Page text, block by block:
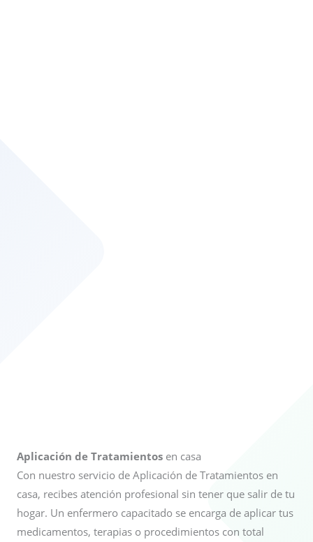
Aplicación de Tratamientos en casa
Con nuestro servicio de Aplicación de Tratamientos en
casa, recibes atención profesional sin tener que salir de tu
hogar. Un enfermero capacitado se encarga de aplicar tus
medicamentos, terapias o procedimientos con total